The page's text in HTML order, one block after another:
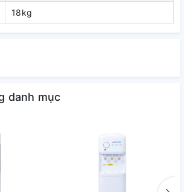
phòng khách của gia đình
18kg
danh mục